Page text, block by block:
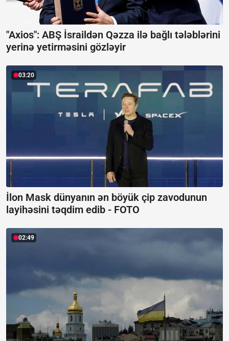
"Axios": ABŞ İsraildən Qəzza ilə bağlı tələblərini
yerinə yetirməsini gözləyir
03:20
İlon Mask dünyanın ən böyük çip zavodunun
layihəsini təqdim edib - FOTO
02:49